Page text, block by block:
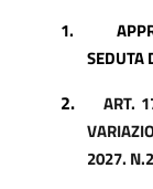
1.
SEDUTA
2.
ART.
2027.